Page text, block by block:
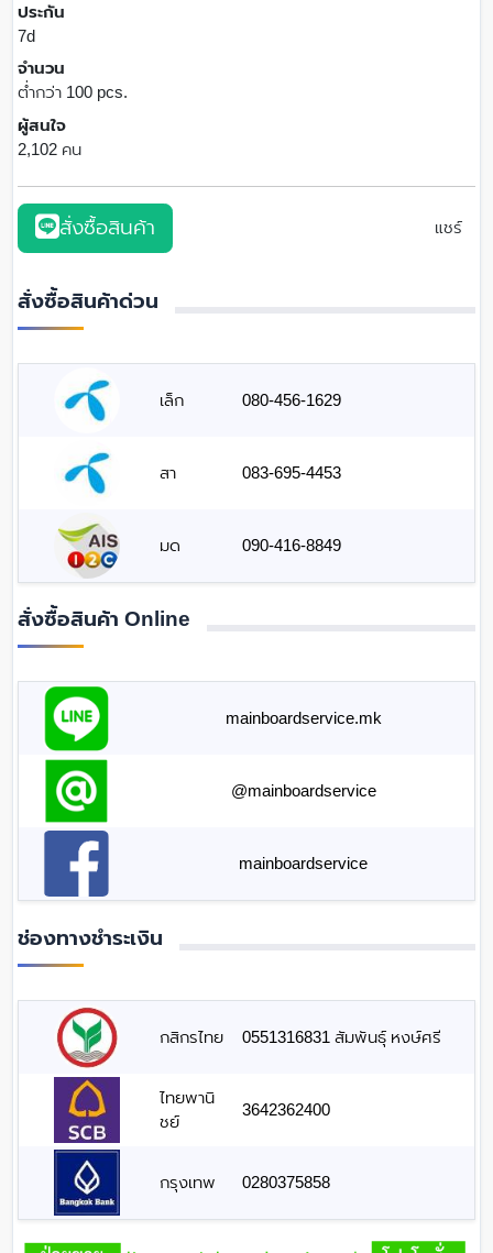
ประกัน
7d
จำนวน
ต่ำกว่า 100 pcs.
ผู้สนใจ
2,102 คน
สั่งซื้อสินค้า แชร์
สั่งซื้อสินค้าด่วน
เล็ก 080-456-1629
สา 083-695-4453
มด 090-416-8849
สั่งซื้อสินค้า Online
mainboardservice.mk
@mainboardservice
mainboardservice
ช่องทางชำระเงิน
กสิกรไทย 0551316831 สัมพันธุ์ หงษ์ศรี
ไทยพานิ
ชย์
3642362400
กรุงเทพ 0280375858